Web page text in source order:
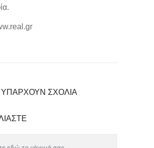
ΣΧΌΛΙΑ